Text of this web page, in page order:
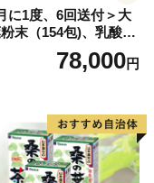
に1度、6回送付＞大
末（154包)、乳酸菌
葉粉末（7包) 山本
78,000円